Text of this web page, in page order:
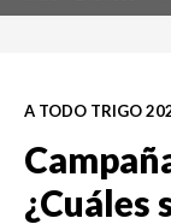
A TODO TRIGO
¿Cuáles